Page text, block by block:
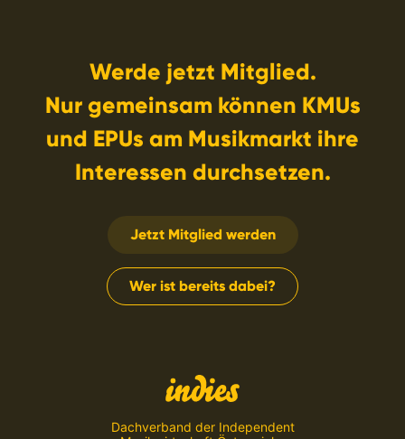
Werde jetzt Mitglied.
Nur gemeinsam können KMUs
und EPUs am Musikmarkt ihre
Interessen durchsetzen.
Jetzt Mitglied werden
Wer ist bereits dabei?
Dachverband der Independent